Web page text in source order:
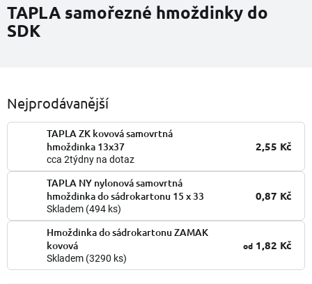
TAPLA samořezné hmoždinky do
SDK
Nejprodávanější
TAPLA ZK kovová samovrtná
hmoždinka 13x37
cca 2týdny na dotaz
2,55 Kč
TAPLA NY nylonová samovrtná
hmoždinka do sádrokartonu 15 x 33
Skladem (494 ks)
0,87 Kč
Hmoždinka do sádrokartonu ZAMAK
kovová
Skladem (3290 ks)
od 1,82 Kč